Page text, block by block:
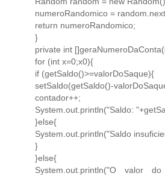
numeroRandomico =
return numeroRandomico;
}
private int
for (int x=0;x0){
if (getSaldo()>=valorDoSaque){
setSaldo(getSaldo()-
contador++;
System.out.println("Saldo:
}else{
System.out.println("Saldo
}
}else{
System.out.println("O valor